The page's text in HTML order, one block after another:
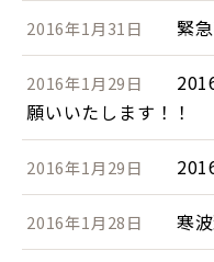
2016年1月31日 緊
2016年1月29日
願いいたします！！
2016年1月29日
2016年1月28日 寒